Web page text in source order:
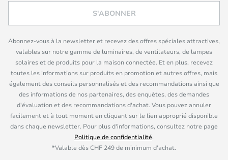
S'ABONNER
Abonnez-vous à la newsletter et recevez des offres spéciales attractives,
valables sur notre gamme de luminaires, de ventilateurs, de lampes
solaires et de produits pour la maison connectée. Et en plus, recevez
toutes les informations sur produits en promotion et autres offres, mais
également des conseils personnalisés et des recommandations ainsi que
des informations de nos partenaires, des enquêtes, des demandes
d'évaluation et des recommandations d'achat. Vous pouvez annuler
facilement et à tout moment en cliquant sur le lien approprié disponible
dans chaque newsletter. Pour plus d'informations, consultez notre page
Politique de confidentialité.
*Valable dès CHF 249 de minimum d'achat.